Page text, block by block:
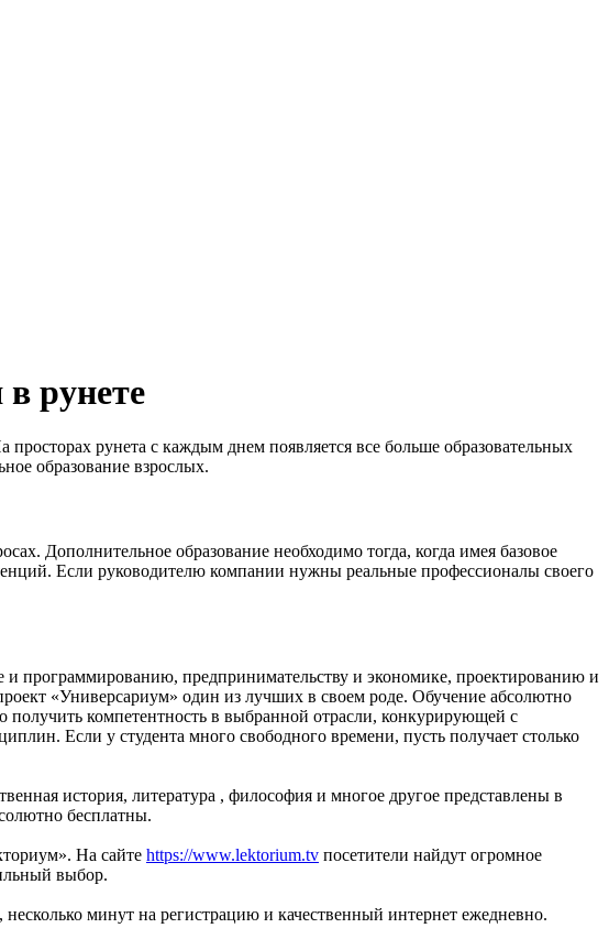
рунете
рунета с каждым днем появляется все больше образовательных
образование взрослых.
Дополнительное образование необходимо тогда, когда имея базовое
Если руководителю компании нужны реальные профессионалы своего
программированию, предпринимательству и экономике, проектированию и
«Универсариум» один из лучших в своем роде. Обучение абсолютно
получить компетентность в выбранной отрасли, конкурирующей с
Если у студента много свободного времени, пусть получает столько
история, литература , философия и многое другое представлены в
бесплатны.
На сайте https://www.lektorium.tv посетители найдут огромное
выбор.
минут на регистрацию и качественный интернет ежедневно.